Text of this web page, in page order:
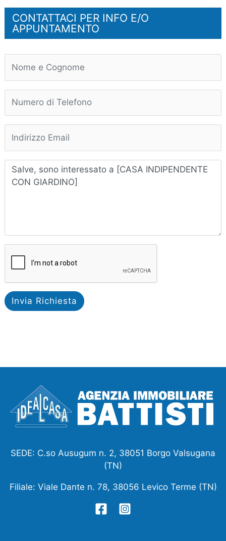
CONTATTACI PER INFO E/O
APPUNTAMENTO
Invia Richiesta
SEDE: C.so Ausugum n. 2, 38051 Borgo Valsugana
(TN)
Filiale: Viale Dante n. 78, 38056 Levico Terme (TN)